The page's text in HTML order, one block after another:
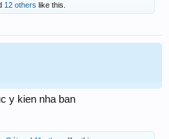
12 others like this.
y kien nha ban